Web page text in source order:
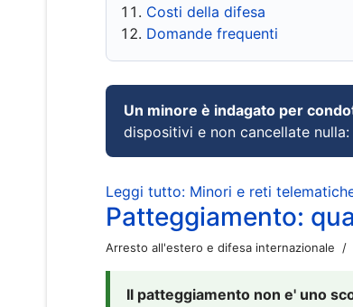
Costi della difesa
Domande frequenti
Un minore è indagato per
dispositivi e non cancellate
Leggi tutto: Minori e reti
Patteggiamento:
Arresto all'estero e difesa internazionale
Il patteggiamento non e' uno